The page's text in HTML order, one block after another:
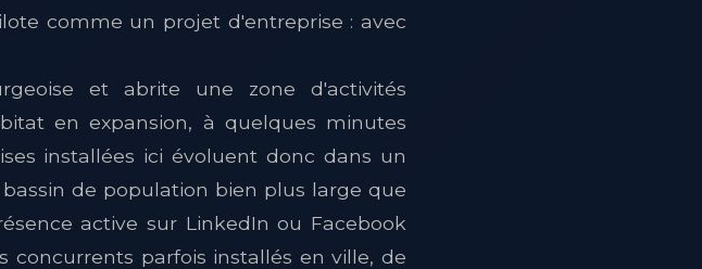
comme un projet d'entreprise : avec
et abrite une zone d'activités
en expansion, à quelques minutes
installées ici évoluent donc dans un
de population bien plus large que
active sur LinkedIn ou Facebook
parfois installés en ville, de